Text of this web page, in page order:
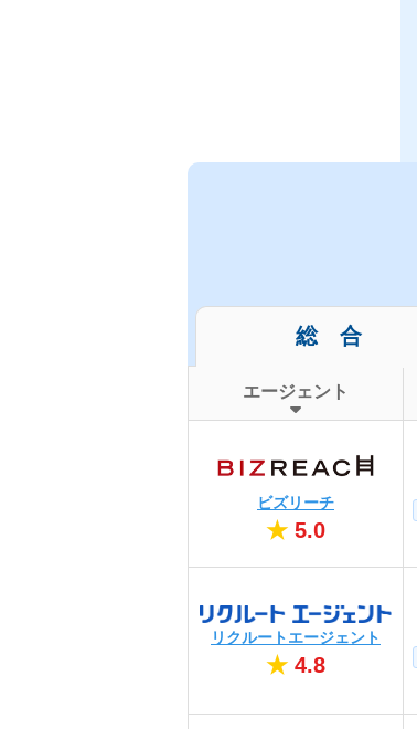
総 合
エージェント
ビズリーチ
★ 5.0
リクルートエージェント
★ 4.8